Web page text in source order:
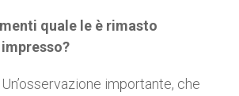
quale le è rimasto
importante, che